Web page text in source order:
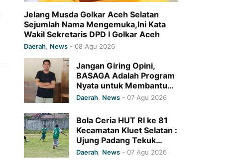
Jelang Musda Golkar Aceh Selatan
Sejumlah Nama Mengemuka,Ini Kata
Wakil Sekretaris DPD I Golkar Aceh
Daerah News - 08 Agu 2026
Jangan Giring Opini,
BASAGA Adalah Program
Nyata untuk Membantu
Petani Aceh Selatan
Daerah News - 07 Agu 2026
Bola Ceria HUT RI ke 81
Kecamatan Kluet Selatan :
Ujung Padang Tekuk
Gampong Kapeh 7-0
Daerah News - 07 Agu 2026